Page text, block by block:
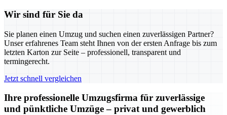
Wir sind für Sie da
Sie planen einen Umzug und suchen einen zuverlässigen Partner?
Unser erfahrenes Team steht Ihnen von der ersten Anfrage bis zum
letzten Karton zur Seite – professionell, transparent und
termingerecht.
Jetzt schnell vergleichen
Ihre professionelle Umzugsfirma für zuverlässige
und pünktliche Umzüge – privat und gewerblich